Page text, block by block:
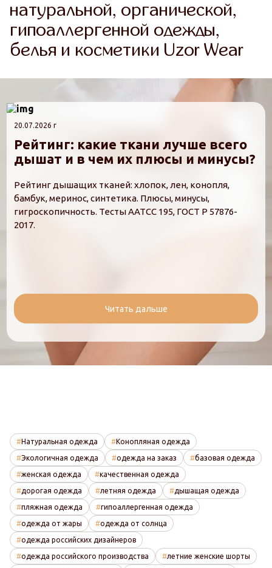
натуральной, органической,
гипоаллергенной одежды,
белья и косметики Uzor Wear
20.07.2026 г
Рейтинг: какие ткани лучше всего
дышат и в чем их плюсы и минусы?
Рейтинг дышащих тканей: хлопок, лен, конопля,
бамбук, меринос, синтетика. Плюсы, минусы,
гигроскопичность. Тесты AATCC 195, ГОСТ Р 57876-
2017.
Читать дальше
Натуральная одежда Конопляная одежда
Экологичная одежда одежда на заказ базовая одежда
женская одежда качественная одежда
дорогая одежда летняя одежда дышащая одежда
пляжная одежда гипоаллергенная одежда
одежда от жары одежда от солнца
одежда российских дизайнеров
одежда российского производства летние женские шорты